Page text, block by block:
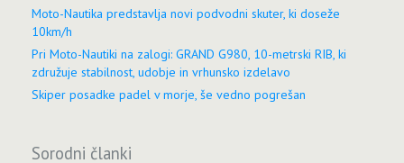
Moto-Nautika predstavlja novi podvodni skuter, ki doseže
10km/h
Pri Moto-Nautiki na zalogi: GRAND G980, 10-metrski RIB, ki
združuje stabilnost, udobje in vrhunsko izdelavo
Skiper posadke padel v morje, še vedno pogrešan
Sorodni članki